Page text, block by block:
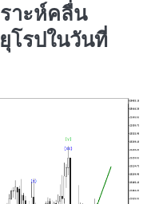
าะห์คลื่น
โรปในวันที่